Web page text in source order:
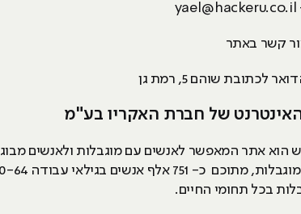
yael@hackeru.co.il
קשר באתר
לכתובת שוהם 5, רמת גן
של חברת האקריו בע"מ
בכל תחומי החיים.